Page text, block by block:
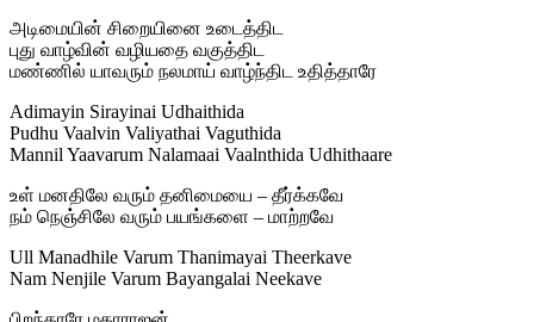
அடிமையின் சிறையினை உடைத்திட
புது வாழ்வின் வழியதை வகுத்திட
மண்ணில் யாவரும் நலமாய் வாழ்ந்திட உதித்தாரே
Adimayin Sirayinai Udhaithida
Pudhu Vaalvin Valiyathai Vaguthida
Mannil Yaavarum Nalamaai Vaalnthida Udhithaare
உள் மனதிலே வரும் தனிமையை – தீர்க்கவே
நம் நெஞ்சிலே வரும் பயங்களை – மாற்றவே
Ull Manadhile Varum Thanimayai Theerkave
Nam Nenjile Varum Bayangalai Neekave